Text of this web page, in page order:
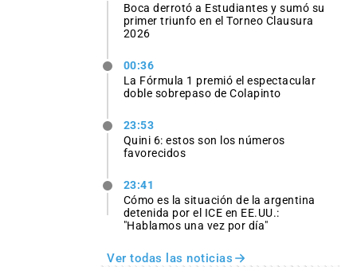
Boca derrotó a Estudiantes y sumó su
primer triunfo en el Torneo Clausura
2026
00:36
La Fórmula 1 premió el espectacular
doble sobrepaso de Colapinto
23:53
Quini 6: estos son los números
favorecidos
23:41
Cómo es la situación de la argentina
detenida por el ICE en EE.UU.:
"Hablamos una vez por día"
Ver todas las noticias